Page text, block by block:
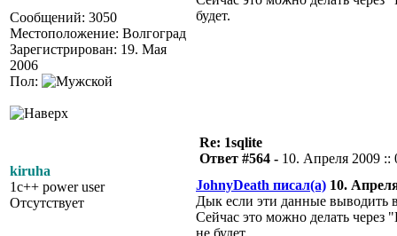
Сообщений: 3050
Местоположение: Волгоград
Зарегистрирован: 19. Мая
2006
Пол:
будет.
kiruha
1c++ power user
Отсутствует
Re: 1sqlite
Ответ #564 - 10. Апреля 2009 ::
JohnyDeath писал(а) 10.
Дык если эти данные выводить
Сейчас это можно делать
не будет.